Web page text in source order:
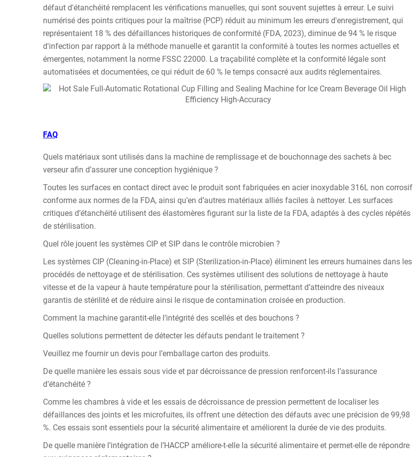
défaut d'étanchéité remplacent les vérifications manuelles, qui sont souvent sujettes à erreur. Le suivi
numérisé des points critiques pour la maîtrise (PCP) réduit au minimum les erreurs d'enregistrement, qui
représentaient 18 % des défaillances historiques de conformité (FDA, 2023), diminue de 94 % le risque
d'infection par rapport à la méthode manuelle et garantit la conformité à toutes les normes actuelles et
émergentes, notamment la norme FSSC 22000. La traçabilité complète et la conformité légale sont
automatisées et documentées, ce qui réduit de 60 % le temps consacré aux audits réglementaires.
FAQ
Quels matériaux sont utilisés dans la machine de remplissage et de bouchonnage des sachets à bec
verseur afin d’assurer une conception hygiénique ?
Toutes les surfaces en contact direct avec le produit sont fabriquées en acier inoxydable 316L non corrosif
conforme aux normes de la FDA, ainsi qu’en d’autres matériaux alliés faciles à nettoyer. Les surfaces
critiques d’étanchéité utilisent des élastomères figurant sur la liste de la FDA, adaptés à des cycles répétés
de stérilisation.
Quel rôle jouent les systèmes CIP et SIP dans le contrôle microbien ?
Les systèmes CIP (Cleaning-in-Place) et SIP (Sterilization-in-Place) éliminent les erreurs humaines dans les
procédés de nettoyage et de stérilisation. Ces systèmes utilisent des solutions de nettoyage à haute
vitesse et de la vapeur à haute température pour la stérilisation, permettant d’atteindre des niveaux
garantis de stérilité et de réduire ainsi le risque de contamination croisée en production.
Comment la machine garantit-elle l’intégrité des scellés et des bouchons ?
Quelles solutions permettent de détecter les défauts pendant le traitement ?
Veuillez me fournir un devis pour l’emballage carton des produits.
De quelle manière les essais sous vide et par décroissance de pression renforcent-ils l’assurance
d’étanchéité ?
Comme les chambres à vide et les essais de décroissance de pression permettent de localiser les
défaillances des joints et les microfuites, ils offrent une détection des défauts avec une précision de 99,98
%. Ces essais sont essentiels pour la sécurité alimentaire et améliorent la durée de vie des produits.
De quelle manière l’intégration de l’HACCP améliore-t-elle la sécurité alimentaire et permet-elle de répondre